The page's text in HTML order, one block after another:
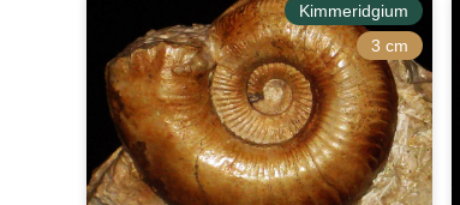
Kimmeridgium
3 cm